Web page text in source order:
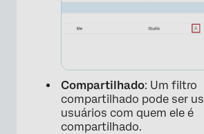
Compartilhado: Um filtro
compartilhado pode ser
usuários com quem ele é
compartilhado.